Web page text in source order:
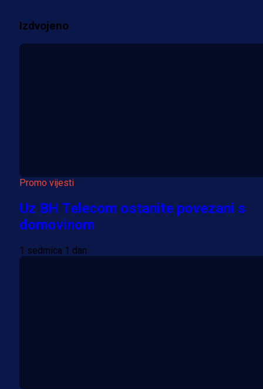
Više vijesti
Izdvojeno
Promo vijesti
Uz BH Telecom ostanite povezani s
domovinom
1 sedmica 1 dan